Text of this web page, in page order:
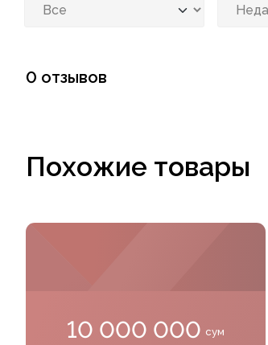
0 отзывов
Похожие товары
10 000 000 сум